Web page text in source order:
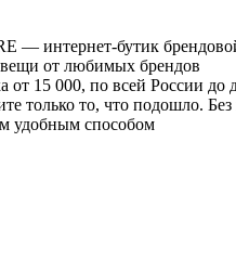
— интернет-бутик
от любимых брендов
от 15 000, по всей России до
только то, что подошло.
удобным способом